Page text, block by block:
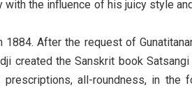
with the influence of his juicy style
After the request of
created the Sanskrit book
all-roundness, in the